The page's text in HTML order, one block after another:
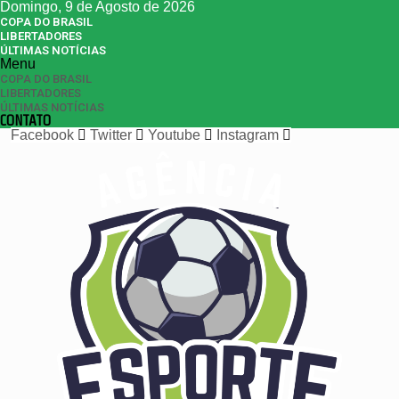
Domingo, 9 de Agosto de 2026
COPA DO BRASIL
LIBERTADORES
ÚLTIMAS NOTÍCIAS
Menu
COPA DO BRASIL
LIBERTADORES
ÚLTIMAS NOTÍCIAS
CONTATO
Facebook
Twitter Youtube Instagram